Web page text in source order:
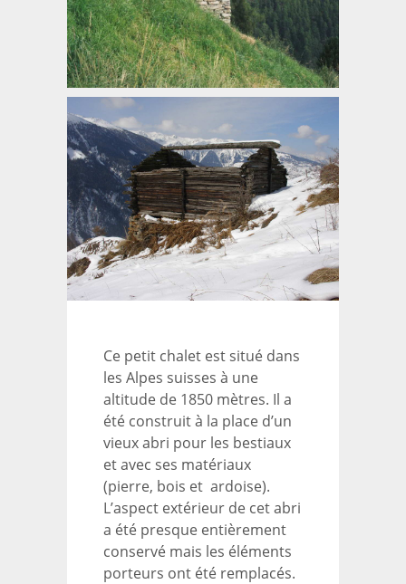
Ce petit chalet est situé dans
les Alpes suisses à une
altitude de 1850 mètres. Il a
été construit à la place d’un
vieux abri pour les bestiaux
et avec ses matériaux
(pierre, bois et ardoise).
L’aspect extérieur de cet abri
a été presque entièrement
conservé mais les éléments
porteurs ont été remplacés.